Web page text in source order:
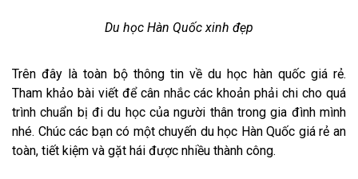
Du học Hàn Quốc xinh đẹp
Trên đây là toàn bộ thông tin về du học hàn quốc giá rẻ.
Tham khảo bài viết để cân nhắc các khoản phải chi cho quá
trình chuẩn bị đi du học của người thân trong gia đình mình
nhé. Chúc các bạn có một chuyến du học Hàn Quốc giá rẻ an
toàn, tiết kiệm và gặt hái được nhiều thành công.